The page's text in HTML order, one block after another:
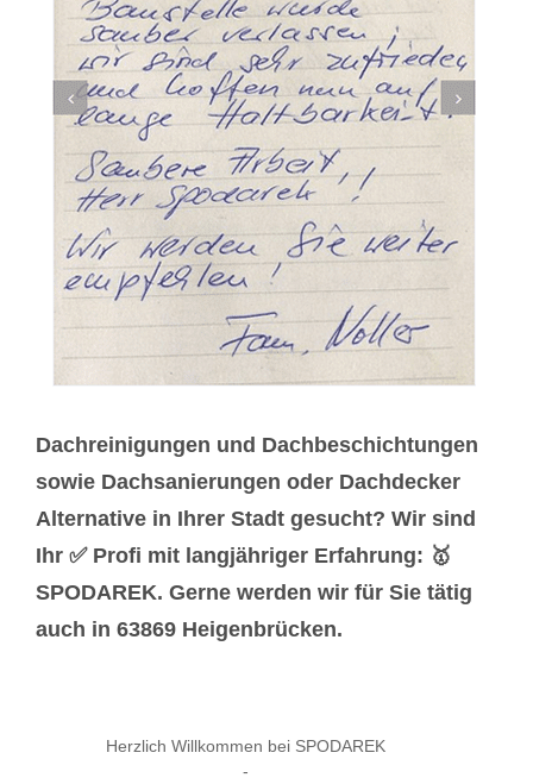
Dachreinigungen und Dachbeschichtungen
sowie Dachsanierungen oder Dachdecker
Alternative in Ihrer Stadt gesucht? Wir sind
Ihr ✅ Profi mit langjähriger Erfahrung: 🥇
SPODAREK. Gerne werden wir für Sie tätig
auch in 63869 Heigenbrücken.
Herzlich Willkommen bei SPODAREK
-